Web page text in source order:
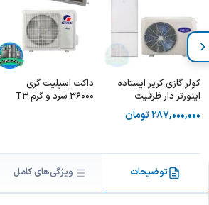
کولر گازی کریر ایستاده
اینورتر دار ظرفیت
36BTU T3 WIFI
287,000,000تومان
داکت اسپلیت گری
36000 سرد و گرم T3
توضیحات ویژگی‌های کامل